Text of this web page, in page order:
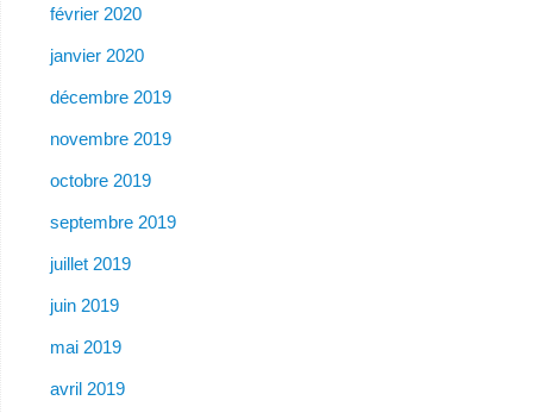
février 2020
janvier 2020
décembre 2019
novembre 2019
octobre 2019
septembre 2019
juillet 2019
juin 2019
mai 2019
avril 2019